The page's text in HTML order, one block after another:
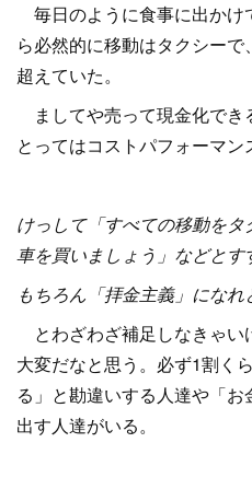
毎日のように食事に出かけ
ら必然的に移動はタクシー
超えていた。
ましてや売って現金化でき
とってはコストパフォーマン
けっして「すべての移動を
車を買いましょう」などとす
もちろん「拝金主義」にな
とわざわざ補足しなきゃい
大変だなと思う。必ず1割く
る」と勘違いする人達や「
出す人達がいる。